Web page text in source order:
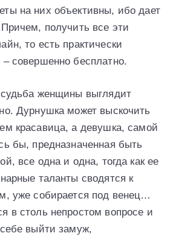
на них объективны, ибо дает
получить все эти
то есть практически
совершенно бесплатно.
женщины выглядит
Дурнушка может выскочить
красавица, а девушка, самой
бы, предназначенная быть
все одна и одна, тогда как ее
таланты сводятся к
уже собирается под венец…
в столь непростом вопросе и
выйти замуж,